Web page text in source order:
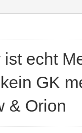
echt
GK
& Orion